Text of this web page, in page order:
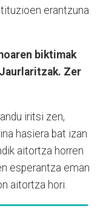
erantzuna
biktimak
Zer
iritsi zen,
hasiera bat izan
aitortza horren
esperantza eman
aitortza hori.